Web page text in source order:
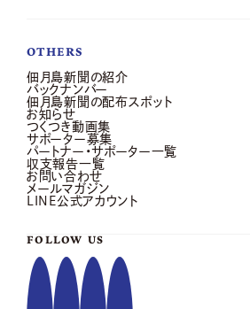
OTHERS
佃月島新聞の紹介
バックナンバー
佃月島新聞の配布スポット
お知らせ
つくつき動画集
サポーター募集
パートナー・サポーター一覧
収支報告一覧
お問い合わせ
メールマガジン
LINE公式アカウント
FOLLOW US